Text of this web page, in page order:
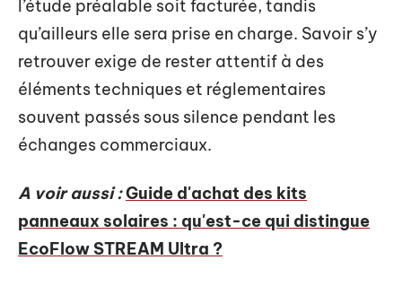
l’étude préalable soit facturée, tandis
qu’ailleurs elle sera prise en charge. Savoir s’y
retrouver exige de rester attentif à des
éléments techniques et réglementaires
souvent passés sous silence pendant les
échanges commerciaux.
A voir aussi :Guide d'achat des kits
panneaux solaires : qu'est-ce qui distingue
EcoFlow STREAM Ultra ?